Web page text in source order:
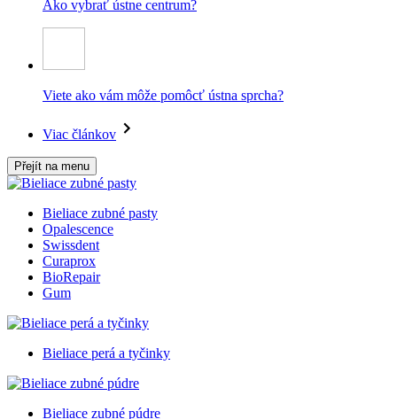
Ako vybrať ústne centrum?
Viete ako vám môže pomôcť ústna sprcha?
Viac článkov
Přejít na menu
Bieliace zubné pasty
Opalescence
Swissdent
Curaprox
BioRepair
Gum
Bieliace perá a tyčinky
Bieliace zubné púdre